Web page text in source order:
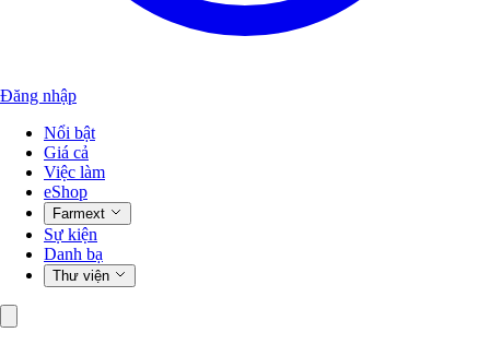
Đăng nhập
Nổi bật
Giá cả
Việc làm
eShop
Farmext
Sự kiện
Danh bạ
Thư viện